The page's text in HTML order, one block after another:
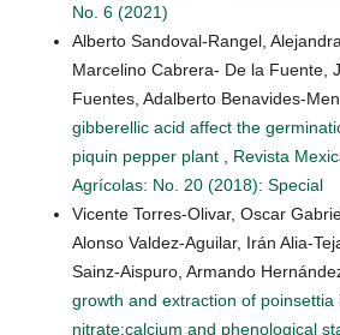
No. 6 (2021)
Alberto Sandoval-Rangel,
Marcelino Cabrera- De la Fuente,
Fuentes, Adalberto Benavides-
gibberellic acid affect the
piquin pepper plant
Revista
Agrícolas: No. 20 (2018): Special
Vicente Torres-Olivar, Oscar
Alonso Valdez-Aguilar, Irán Alia-
Sainz-Aispuro, Armando
growth and extraction of
nitrate:calcium and phenological